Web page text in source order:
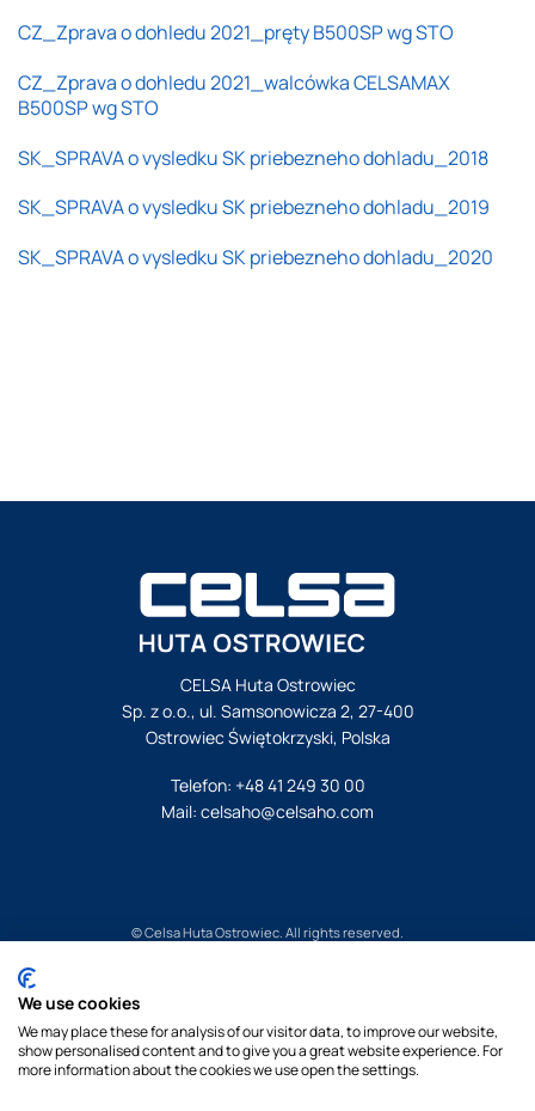
CZ_Zprava o dohledu 2021_pręty B500SP wg STO
CZ_Zprava o dohledu 2021_walcówka CELSAMAX
B500SP wg STO
SK_SPRAVA o vysledku SK priebezneho dohladu_2018
SK_SPRAVA o vysledku SK priebezneho dohladu_2019
SK_SPRAVA o vysledku SK priebezneho dohladu_2020
CELSA Huta Ostrowiec
Sp. z o.o., ul. Samsonowicza 2, 27-400
Ostrowiec Świętokrzyski, Polska
Telefon: +48 41 249 30 00
Mail: celsaho@celsaho.com
© Celsa Huta Ostrowiec. All rights reserved.
Polityka cookies
By Pukkas
We use cookies
We may place these for analysis of our visitor data, to improve our website,
show personalised content and to give you a great website experience. For
more information about the cookies we use open the settings.